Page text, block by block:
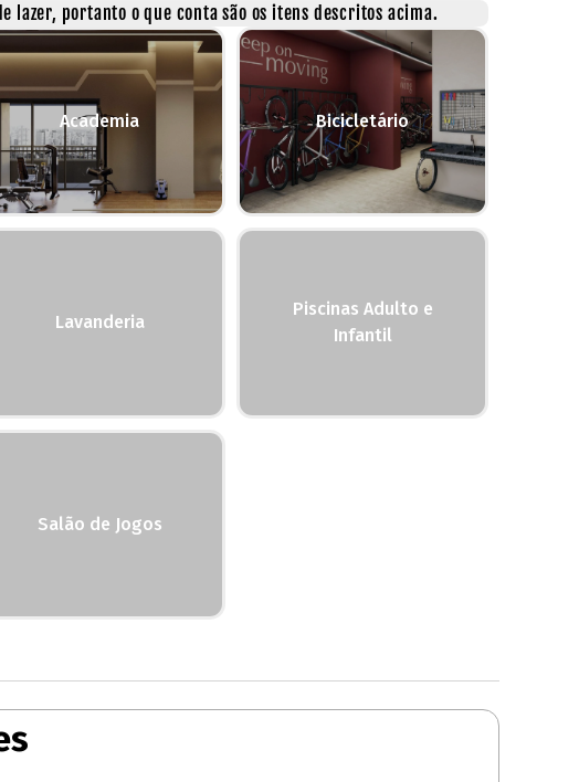
lazer, portanto o que conta são os itens descritos acima.
Academia Bicicletário
Lavanderia
Piscinas Adulto e
Infantil
Salão de Jogos